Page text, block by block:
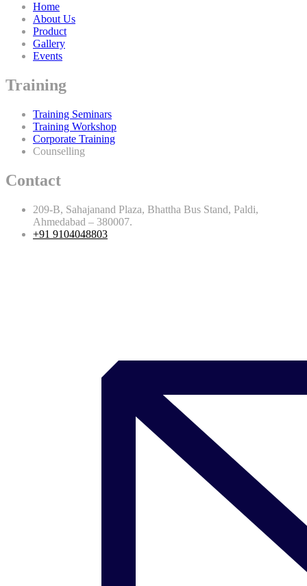
Home
About Us
Product
Gallery
Events
Training
Training Seminars
Training Workshop
Corporate Training
Counselling
Contact
209-B, Sahajanand Plaza, Bhattha Bus Stand, Paldi,
Ahmedabad – 380007.
+91 9104048803